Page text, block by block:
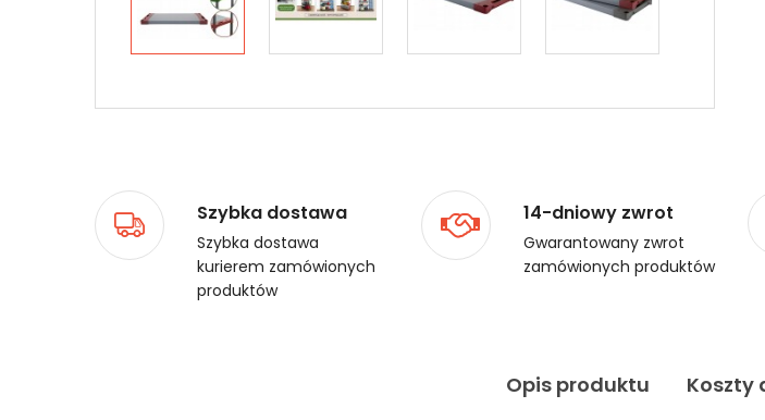
Szybka dostawa
Szybka dostawa
kurierem zamówionych
produktów
14-dniowy zwrot
Gwarantowany zwrot
zamówionych produktów
Opis produktu Koszty